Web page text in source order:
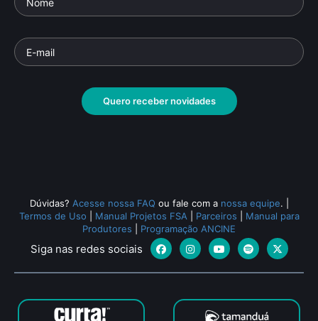
Quero receber novidades
Dúvidas? Acesse nossa FAQ ou fale com a nossa equipe.
Termos de Uso
Manual Projetos FSA Parceiros
Manual para
Produtores
Programação ANCINE
Siga nas redes sociais